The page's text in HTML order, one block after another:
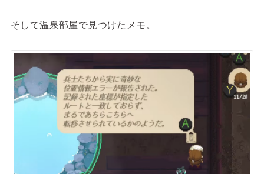
そして温泉部屋で見つけたメモ。